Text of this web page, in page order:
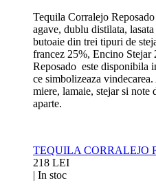
Tequila Corralejo
agave, dublu distilata,
butoaie din trei tipuri de
francez 25%, Encino
Reposado este disponibila
ce simbolizeaza
miere, lamaie, stejar si note
aparte.
TEQUILA CORRALEJO
218 LEI
| In stoc